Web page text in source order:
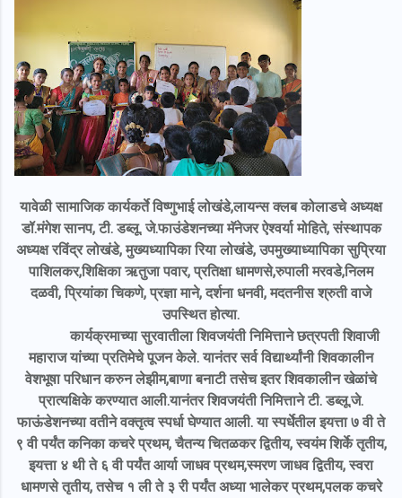
यावेळी सामाजिक कार्यकर्ते विष्णुभाई लोखंडे,लायन्स क्लब कोलाडचे अध्यक्ष
डॉ.मंगेश सानप, टी. डब्लू. जे.फाउंडेशनच्या मॅनेजर ऐश्वर्या मोहिते, संस्थापक
अध्यक्ष रविंद्र लोखंडे, मुख्यध्यापिका रिया लोखंडे, उपमुख्याध्यापिका सुप्रिया
पाशिलकर,शिक्षिका ऋतुजा पवार, प्रतिक्षा धामणसे,रुपाली मरवडे,निलम
दळवी, प्रियांका चिकणे, प्रज्ञा माने, दर्शना धनवी, मदतनीस श्रुती वाजे
उपस्थित होत्या.
कार्यक्रमाच्या सुरवातीला शिवजयंती निमित्ताने छत्रपती शिवाजी
महाराज यांच्या प्रतिमेचे पूजन केले. यानंतर सर्व विद्यार्थ्यांनी शिवकालीन
वेशभूषा परिधान करुन लेझीम,बाणा बनाटी तसेच इतर शिवकालीन खेळांचे
प्रात्यक्षिके करण्यात आली.यानंतर शिवजयंती निमित्ताने टी. डब्लू.जे.
फाऊंडेशनच्या वतीने वक्तृत्व स्पर्धा घेण्यात आली. या स्पर्धेतील इयत्ता ७ वी ते
९ वी पर्यंत कनिका कचरे प्रथम, चैतन्य चितळकर द्वितीय, स्वयंम शिर्के तृतीय,
इयत्ता ४ थी ते ६ वी पर्यंत आर्या जाधव प्रथम,स्मरण जाधव द्वितीय, स्वरा
धामणसे तृतीय, तसेच १ ली ते ३ री पर्यंत अध्या भालेकर प्रथम,पलक कचरे